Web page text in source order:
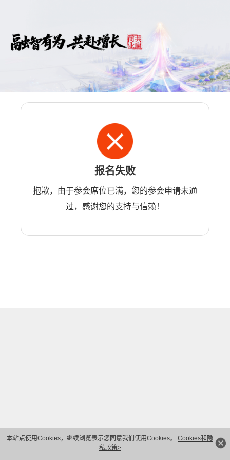
本站点使用Cookies，继续浏览表示您同意我们使用Cookies。 Cookies和隐
私政策>
报名失败
抱歉，由于参会席位已满，您的参会申请未通
过，感谢您的支持与信赖！